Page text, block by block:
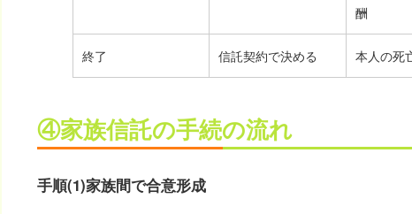
酬
終了 信託契約で決める 本人の死
④家族信託の手続の流れ
手順(1)家族間で合意形成